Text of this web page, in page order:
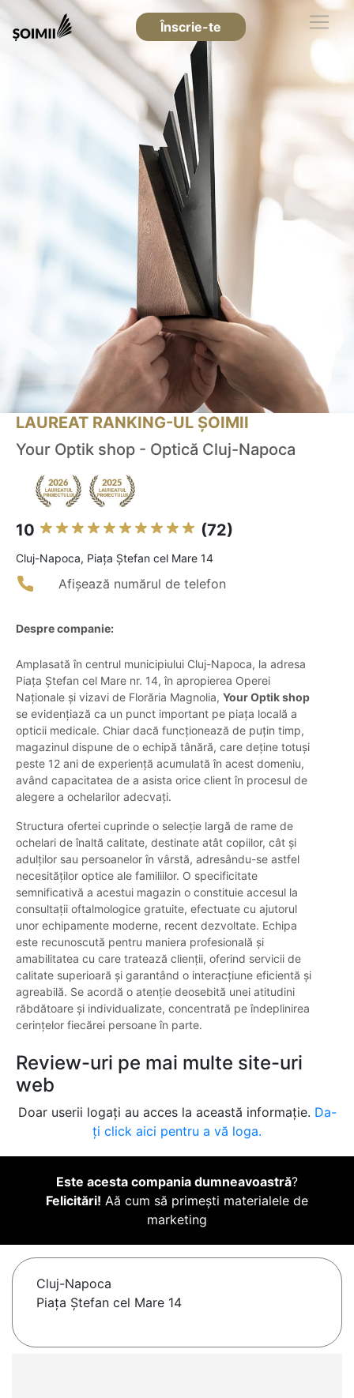
Înscrie-te
LAUREAT RANKING-UL ȘOIMII
Your Optik shop - Optică Cluj-Napoca
10 (72)
Cluj-Napoca, Piața Ștefan cel Mare 14
Afișează numărul de telefon
Despre companie:
Amplasată în centrul municipiului Cluj-Napoca, la adresa
Piața Ștefan cel Mare nr. 14, în apropierea Operei
Naționale și vizavi de Florăria Magnolia, Your Optik shop
se evidențiază ca un punct important pe piața locală a
opticii medicale. Chiar dacă funcționează de puțin timp,
magazinul dispune de o echipă tânără, care deține totuși
peste 12 ani de experiență acumulată în acest domeniu,
având capacitatea de a asista orice client în procesul de
alegere a ochelarilor adecvați.
Structura ofertei cuprinde o selecție largă de rame de
ochelari de înaltă calitate, destinate atât copiilor, cât și
adulților sau persoanelor în vârstă, adresându-se astfel
necesităților optice ale familiilor. O specificitate
semnificativă a acestui magazin o constituie accesul la
consultații oftalmologice gratuite, efectuate cu ajutorul
unor echipamente moderne, recent dezvoltate. Echipa
este recunoscută pentru maniera profesională și
amabilitatea cu care tratează clienții, oferind servicii de
calitate superioară și garantând o interacțiune eficientă și
agreabilă. Se acordă o atenție deosebită unei atitudini
răbdătoare și individualizate, concentrată pe îndeplinirea
cerințelor fiecărei persoane în parte.
Review-uri pe mai multe site-uri
web
Doar userii logați au acces la această informație. Da-
ți click aici pentru a vă loga.
Este acesta compania dumneavoastră?
Felicitări! Aă cum să primești materialele de
marketing
Cluj-Napoca
Piața Ștefan cel Mare 14